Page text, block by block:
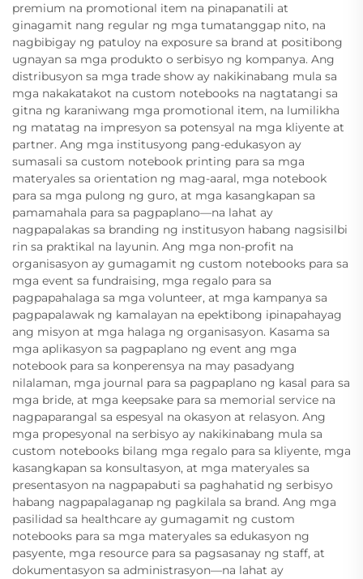
premium na promotional item na pinapanatili at
ginagamit nang regular ng mga tumatanggap nito, na
nagbibigay ng patuloy na exposure sa brand at positibong
ugnayan sa mga produkto o serbisyo ng kompanya. Ang
distribusyon sa mga trade show ay nakikinabang mula sa
mga nakakatakot na custom notebooks na nagtatangi sa
gitna ng karaniwang mga promotional item, na lumilikha
ng matatag na impresyon sa potensyal na mga kliyente at
partner. Ang mga institusyong pang-edukasyon ay
sumasali sa custom notebook printing para sa mga
materyales sa orientation ng mag-aaral, mga notebook
para sa mga pulong ng guro, at mga kasangkapan sa
pamamahala para sa pagpaplano—na lahat ay
nagpapalakas sa branding ng institusyon habang nagsisilbi
rin sa praktikal na layunin. Ang mga non-profit na
organisasyon ay gumagamit ng custom notebooks para sa
mga event sa fundraising, mga regalo para sa
pagpapahalaga sa mga volunteer, at mga kampanya sa
pagpapalawak ng kamalayan na epektibong ipinapahayag
ang misyon at mga halaga ng organisasyon. Kasama sa
mga aplikasyon sa pagpaplano ng event ang mga
notebook para sa konperensya na may pasadyang
nilalaman, mga journal para sa pagpaplano ng kasal para sa
mga bride, at mga keepsake para sa memorial service na
nagpaparangal sa espesyal na okasyon at relasyon. Ang
mga propesyonal na serbisyo ay nakikinabang mula sa
custom notebooks bilang mga regalo para sa kliyente, mga
kasangkapan sa konsultasyon, at mga materyales sa
presentasyon na nagpapabuti sa paghahatid ng serbisyo
habang nagpapalaganap ng pagkilala sa brand. Ang mga
pasilidad sa healthcare ay gumagamit ng custom
notebooks para sa mga materyales sa edukasyon ng
pasyente, mga resource para sa pagsasanay ng staff, at
dokumentasyon sa administrasyon—na lahat ay